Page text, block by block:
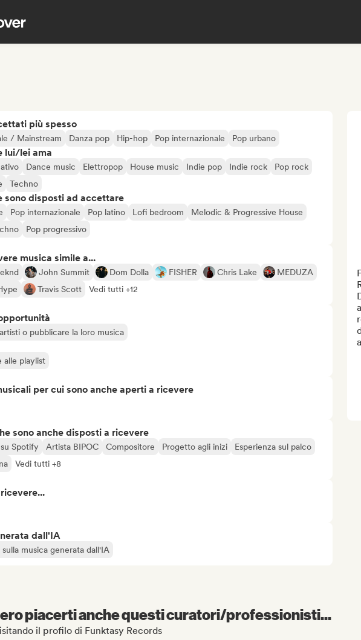
più spesso
/ Mainstream Danza pop Hip-hop Pop internazionale Pop urbano
lui/lei ama
Dance music Elettropop House music Indie pop Indie rock
Pop rock
Techno
sono disposti ad accettare
Pop internazionale Pop latino Lofi bedroom
Melodic & Progressive House
Pop progressivo
musica simile a...
John Summit Dom Dolla FISHER Chris Lake
MEDUZA
Travis Scott Vedi tutti +12
o pubblicare la loro musica
alle playlist
per cui sono anche aperti a ricevere
sono anche disposti a ricevere
Spotify Artista BIPOC Compositore Progetto agli inizi
Esperienza sul palco
Vedi tutti +8
dall'IA
musica generata dall'IA
piacerti anche questi curatori/professionisti...
il profilo di Funktasy Records